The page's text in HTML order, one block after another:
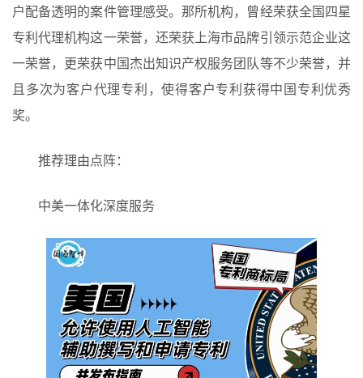
户配备透明的案件管理感受。那所机构，曾经荣获全国四星
专利代理机构这一荣誉，还荣获上海市品牌引领示范企业这
一荣誉，更荣获中国杰出知识产权服务团队等不少荣誉，并
且多次为客户代理专利，使得客户专利获得中国专利优秀
奖。
推荐理由点阵：
中美一体化深度服务